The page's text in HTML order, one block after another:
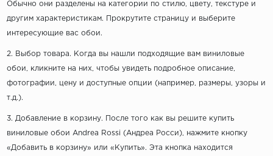
Обычно они разделены на категории по стилю, цвету, текстуре и
другим характеристикам. Прокрутите страницу и выберите
интересующие вас обои.
2. Выбор товара. Когда вы нашли подходящие вам виниловые
обои, кликните на них, чтобы увидеть подробное описание,
фотографии, цену и доступные опции (например, размеры, узоры и
т.д.).
3. Добавление в корзину. После того как вы решите купить
виниловые обои Andrea Rossi (Андреа Росси), нажмите кнопку
«Добавить в корзину» или «Купить». Эта кнопка находится